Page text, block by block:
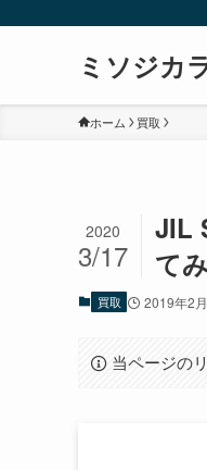
ミソジカ
ホーム 買取
JIL
て
2020
3/17
買取 2019年2
当ページの